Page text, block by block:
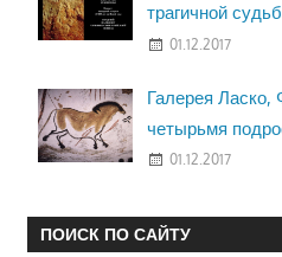
трагичной
01.12.2017
Галерея Ласко,
четырьмя
01.12.2017
ПОИСК ПО САЙТУ